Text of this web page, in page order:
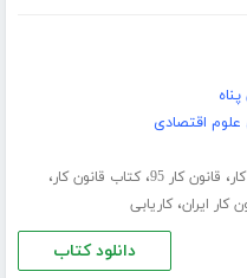
اقتصادی
، قانون کار 95 ،کتاب قانون کار،
کار ایران،کاریابی
دانلود کتاب